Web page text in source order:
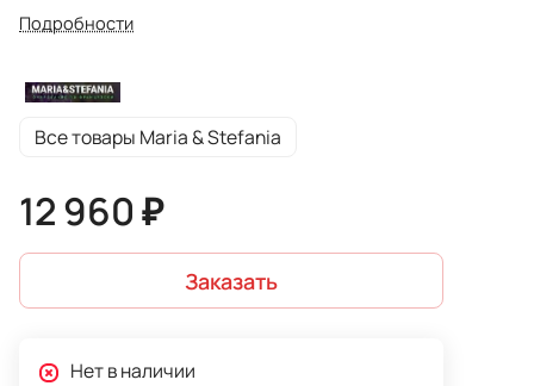
Подробности
Все товары Maria & Stefania
12 960 ₽
Заказать
Нет в наличии